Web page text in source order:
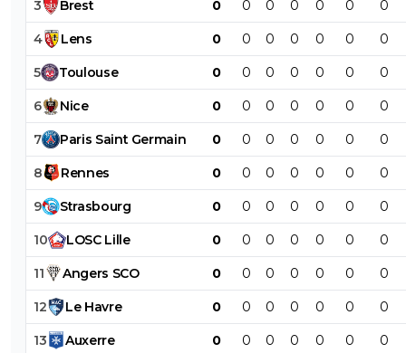
3 Brest 0 0 0 0 0 0 0
4 Lens 0 0 0 0 0 0 0
5 Toulouse 0 0 0 0 0 0 0
6 Nice 0 0 0 0 0 0 0
7 Paris Saint Germain 0 0 0 0 0 0 0
8 Rennes 0 0 0 0 0 0 0
9 Strasbourg 0 0 0 0 0 0 0
10 LOSC Lille 0 0 0 0 0 0 0
11 Angers SCO 0 0 0 0 0 0 0
12 Le Havre 0 0 0 0 0 0 0
13 Auxerre 0 0 0 0 0 0 0